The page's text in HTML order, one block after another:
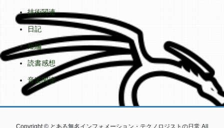
技術関連
日記
短編
読書感想
音楽関連
Copyright © とある無名インフォメーション・テクノロジストの日常 All